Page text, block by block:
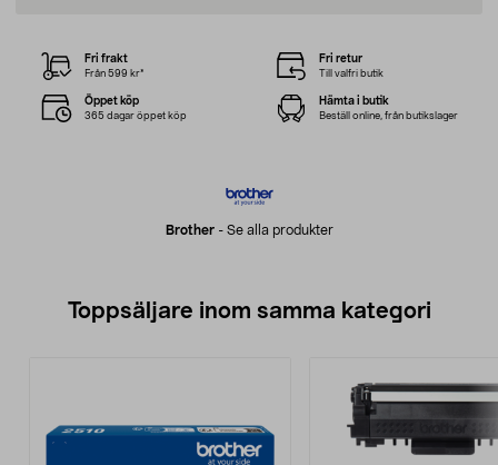
Brother- Se alla produkter
Fri frakt
Från 599 kr*
Fri retur
Till valfri butik
Öppet köp
365 dagar öppet köp
Hämta i butik
Beställ online, från butikslager
Toppsäljare inom samma kategori